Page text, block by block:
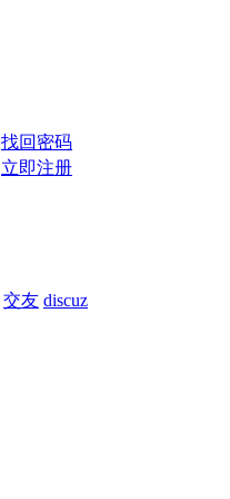
找回密码
立即注册
交友 discuz